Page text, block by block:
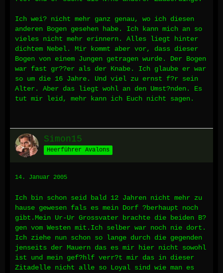
Ich wei? nicht mehr ganz genau, wo ich diesen
anderen Bogen gesehen habe. Ich kann mich an so
vieles nicht mehr erinnern. Alles liegt hinter
dichtem Nebel. Mir kommt aber vor, dass dieser
Bogen von einem Jungen getragen wurde. Der Bogen
war fast gr??er als der Knabe. Ich glaube er war
so um die 16 Jahre. Und viel zu ernst f?r sein
Alter. Aber das liegt wohl an den Umst?nden. Es
tut mir leid, mehr kann ich Euch nicht sagen.
Simon15
Heerführer Avalons
14. Januar 2005
Ich bin schon seid bald 12 Jahren nicht mehr zu
hause gewesen fals es mein Dorf ?berhaupt noch
gibt.Mein Ur-Ur Grossvater brachte die beiden B?
gen vom Westen mit.Ich selber war noch nie dort.
Ich ziehe nun schon so lange durch die gegenden
jenseits der Mauern das es mir hier nicht sowohl
ist und mein gef?hlf verr?t mir das in dieser
Zitadelle nicht alle so Loyal sind wie man es